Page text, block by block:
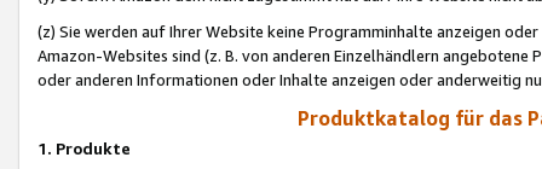
(z) Sie werden auf Ihrer Website keine Programminhalte anzeigen
Amazon-Websites sind (z. B. von anderen Einzelhändlern
oder anderen Informationen oder Inhalte anzeigen oder anderweitig
Produktkatalog für das
1. Produkte